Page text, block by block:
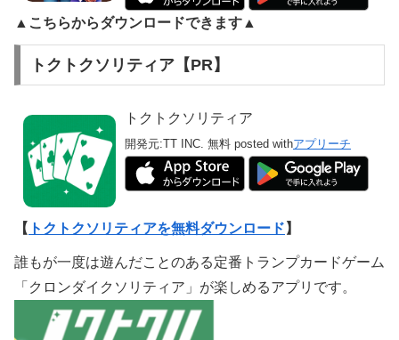
▲こちらからダウンロードできます▲
トクトクソリティア【PR】
トクトクソリティア
開発元:TT INC. 無料 posted withアプリーチ
【 トクトクソリティアを無料ダウンロード 】
誰もが一度は遊んだことのある定番トランプカードゲーム
「クロンダイクソリティア」が楽しめるアプリです。